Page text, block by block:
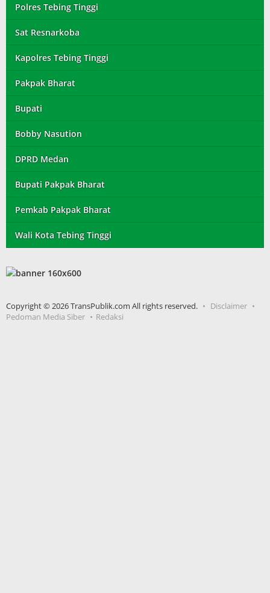
Polres Tebing Tinggi
Sat Resnarkoba
Kapolres Tebing Tinggi
Pakpak Bharat
Bupati
Bobby Nasution
DPRD Medan
Bupati Pakpak Bharat
Pemkab Pakpak Bharat
Wali Kota Tebing Tinggi
Copyright © 2026 TransPublik.com All rights reserved.
Disclaimer
Pedoman Media Siber
Redaksi